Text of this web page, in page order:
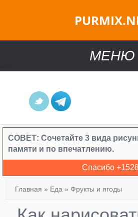
МЕНЮ
СОВЕТ: Сочетайте 3 вида
памяти и по впечатлению.
Спасибо +
Главная » Еда » Фрукты и ягоды